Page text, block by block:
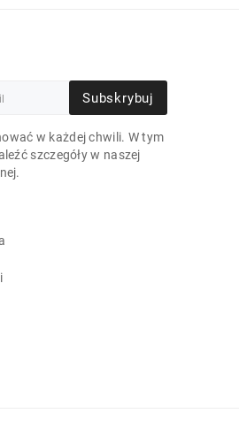
Subskrybuj
w każdej chwili. W tym
szczegóły w naszej